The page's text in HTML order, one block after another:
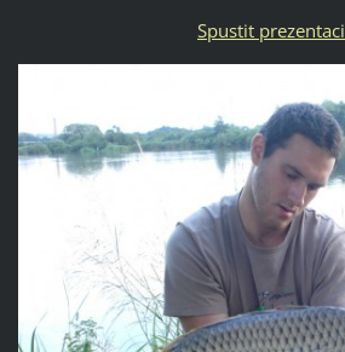
Spustit prezentaci